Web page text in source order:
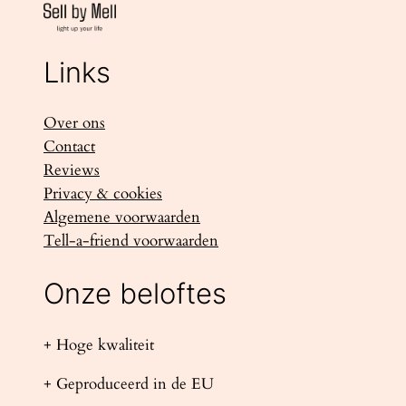
Links
Over ons
Contact
Reviews
Privacy & cookies
Algemene voorwaarden
Tell-a-friend voorwaarden
Onze beloftes
+ Hoge kwaliteit
+ Geproduceerd in de EU